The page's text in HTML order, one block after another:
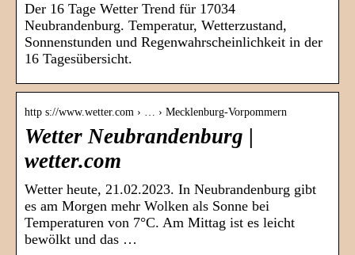
Der 16 Tage Wetter Trend für 17034
Neubrandenburg. Temperatur, Wetterzustand,
Sonnenstunden und Regenwahrscheinlichkeit in der
16 Tagesübersicht.
http s://www.wetter.com › … › Mecklenburg-Vorpommern
Wetter Neubrandenburg |
wetter.com
Wetter heute, 21.02.2023. In Neubrandenburg gibt
es am Morgen mehr Wolken als Sonne bei
Temperaturen von 7°C. Am Mittag ist es leicht
bewölkt und das …